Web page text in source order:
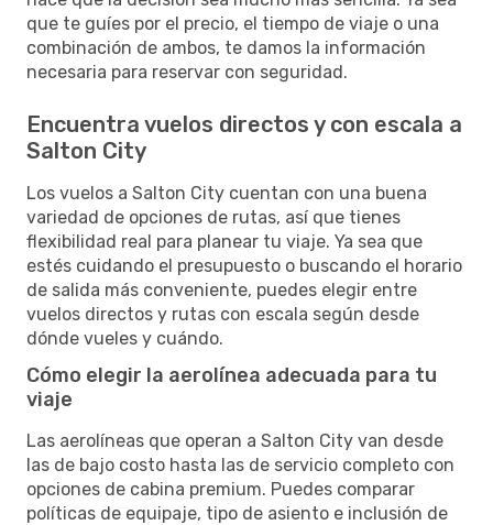
que te guíes por el precio, el tiempo de viaje o una
combinación de ambos, te damos la información
necesaria para reservar con seguridad.
Encuentra vuelos directos y con escala a
Salton City
Los vuelos a Salton City cuentan con una buena
variedad de opciones de rutas, así que tienes
flexibilidad real para planear tu viaje. Ya sea que
estés cuidando el presupuesto o buscando el horario
de salida más conveniente, puedes elegir entre
vuelos directos y rutas con escala según desde
dónde vueles y cuándo.
Cómo elegir la aerolínea adecuada para tu
viaje
Las aerolíneas que operan a Salton City van desde
las de bajo costo hasta las de servicio completo con
opciones de cabina premium. Puedes comparar
políticas de equipaje, tipo de asiento e inclusión de